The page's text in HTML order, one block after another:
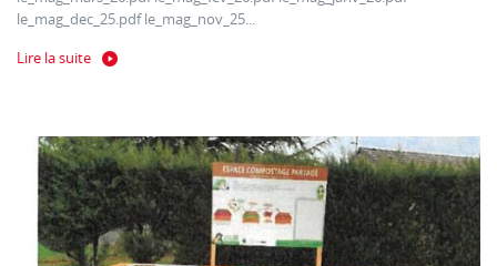
le_mag_dec_25.pdf le_mag_nov_25...
Lire la suite